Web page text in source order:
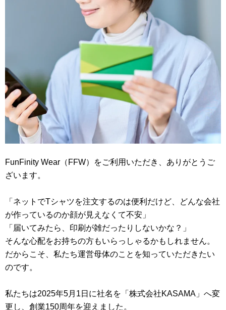
FunFinity Wear（FFW）をご利用いただき、ありがとうご
ざいます。
「ネットでTシャツを注文するのは便利だけど、どんな会社
が作っているのか顔が見えなくて不安」
「届いてみたら、印刷が雑だったりしないかな？」
そんな心配をお持ちの方もいらっしゃるかもしれません。
だからこそ、私たち運営母体のことを知っていただきたい
のです。
私たちは2025年5月1日に社名を「株式会社KASAMA」へ変
更し、創業150周年を迎えました。